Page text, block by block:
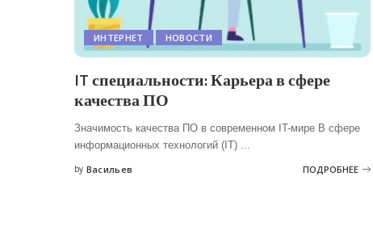
ИНТЕРНЕТ НОВОСТИ
IT специальности: Карьера в сфере
качества ПО
Значимость качества ПО в современном IT-мире В сфере
информационных технологий (IT)
Posted
by Васильев ПОДРОБНЕЕ